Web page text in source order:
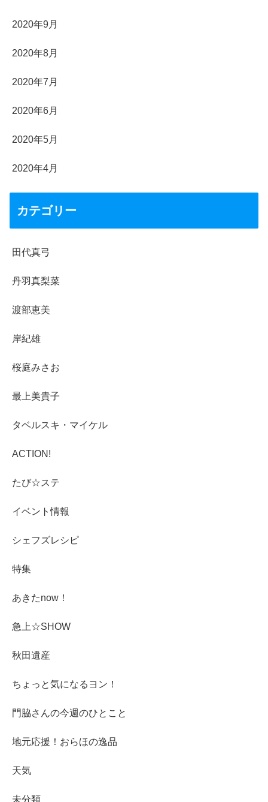
2020年9月
2020年8月
2020年7月
2020年6月
2020年5月
2020年4月
カテゴリー
田代真弓
丹羽真梨菜
渡部恵美
岸紀雄
桜庭みさお
最上美貴子
タベルスキ・マイケル
ACTION!
たび☆ステ
イベント情報
シェフズレシピ
特集
あきたnow！
急上☆SHOW
秋田遺産
ちょっと気になるヨン！
門脇さんの今週のひとこと
地元応援！おらほの逸品
天気
未分類